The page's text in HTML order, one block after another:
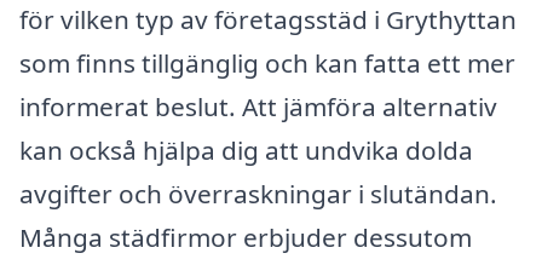
för vilken typ av företagsstäd i Grythyttan
som finns tillgänglig och kan fatta ett mer
informerat beslut. Att jämföra alternativ
kan också hjälpa dig att undvika dolda
avgifter och överraskningar i slutändan.
Många städfirmor erbjuder dessutom